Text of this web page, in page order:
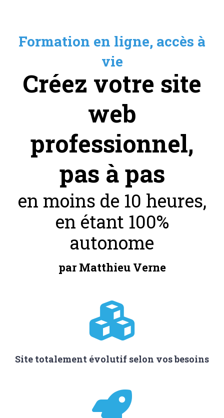
Formation en ligne, accès à
vie
Créez votre site
web
professionnel,
pas à pas
en moins de 10 heures,
en étant 100%
autonome
par Matthieu Verne
Site totalement évolutif selon vos besoins